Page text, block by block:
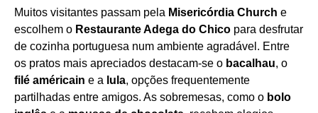
Muitos visitantes passam pela Misericórdia Church e
escolhem o Restaurante Adega do Chico para desfrutar
de cozinha portuguesa num ambiente agradável. Entre
os pratos mais apreciados destacam‑se o bacalhau, o
filé américain e a lula, opções frequentemente
partilhadas entre amigos. As sobremesas, como o bolo
Horário de funcionamento